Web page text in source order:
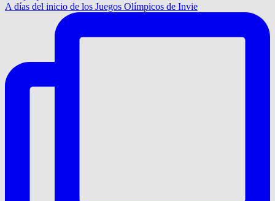
A días del inicio de los Juegos Olímpicos de Invie